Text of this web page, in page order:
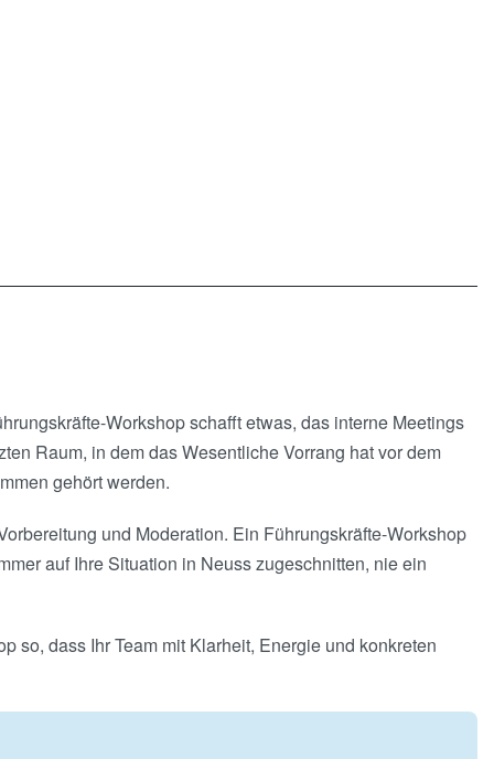
Workshop schafft etwas, das interne Meetings
Raum, in dem das Wesentliche Vorrang hat vor dem
gehört werden.
und Moderation. Ein Führungskräfte-Workshop
auf Ihre Situation in Neuss zugeschnitten, nie ein
so, dass Ihr Team mit Klarheit, Energie und konkreten